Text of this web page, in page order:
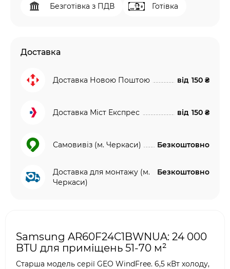
Безготівка з ПДВ Готівка
Доставка
Доставка Новою Поштою від 150 ₴
Доставка Міст Експрес від 150 ₴
Самовивіз (м. Черкаси) Безкоштовно
Доставка для монтажу (м.
Черкаси)
Безкоштовно
Samsung AR60F24C1BWNUA: 24 000
BTU для приміщень 51-70 м²
Старша модель серії GEO WindFree. 6,5 кВт холоду,